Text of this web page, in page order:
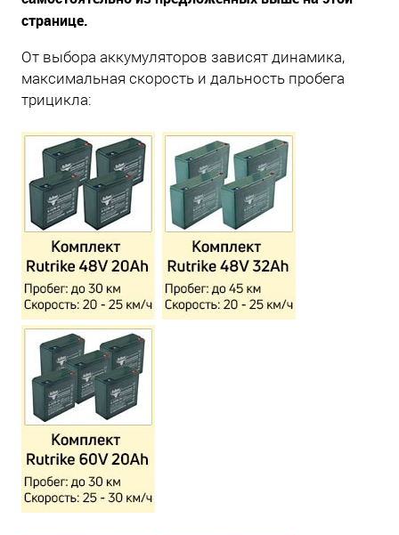
странице.
От выбора аккумуляторов зависят динамика,
максимальная скорость и дальность пробега
трицикла: